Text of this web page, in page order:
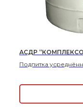
АСДР
Подпитка
Габаритные